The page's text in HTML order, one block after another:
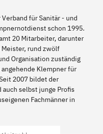
für Sanitär - und
schon 1995.
20 Mitarbeiter, darunter
rund zwölf
Organisation zuständig
Klempner für
2007 bildet der
selbst junge Profis
Fachmänner in